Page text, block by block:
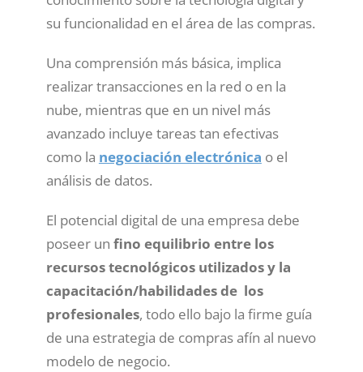
su funcionalidad en el área de las compras.
Una comprensión más básica, implica
realizar transacciones en la red o en la
nube, mientras que en un nivel más
avanzado incluye tareas tan efectivas
como la negociación electrónica o el
análisis de datos.
El potencial digital de una empresa debe
poseer un fino equilibrio entre los
recursos tecnológicos utilizados y la
capacitación/habilidades de los
profesionales, todo ello bajo la firme guía
de una estrategia de compras afín al nuevo
modelo de negocio.